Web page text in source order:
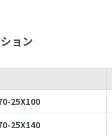
ョン
25X100
25X140